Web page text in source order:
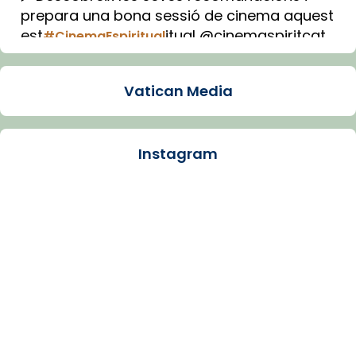
prepara una bona sessió de cinema aquest
est#CinemaEspiritualitual @cinemaspiritcat
Imatge: Generada amb IA (OpenAI)
Arquebisbat de Barcelona
Vatican Media
Instagram